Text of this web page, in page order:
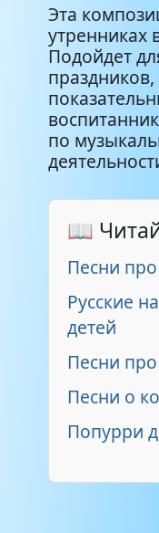
Эта
утренниках
Подойдет
праздников,
по
📖
Песни
Русские
детей
Песни
Песни о
Попурри